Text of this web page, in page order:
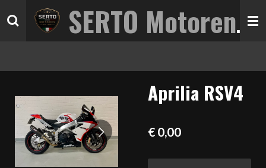
direct
SERTO Motoren
Aprilia RSV4
€ 0,00